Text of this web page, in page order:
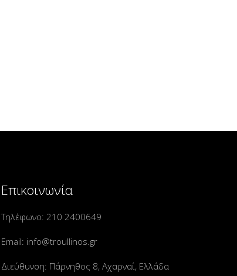
Επικοινωνία
Τηλέφωνο: 210 2400649
Email: info@troullinos.gr
Διεύθυνση: Πάρνηθος 8, Αχαρναί, Ελλάδα